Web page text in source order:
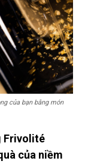
của bạn bằng món
Frivolité
của niềm